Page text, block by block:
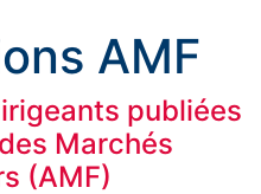
AMF
publiées
Marchés
(AMF)